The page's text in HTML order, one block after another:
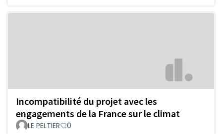
Incompatibilité du projet avec les
engagements de la France sur le climat
LE PELTIER 0